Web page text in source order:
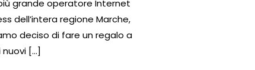
grande operatore Internet
dell’intera regione Marche,
deciso di fare un regalo a
[…]